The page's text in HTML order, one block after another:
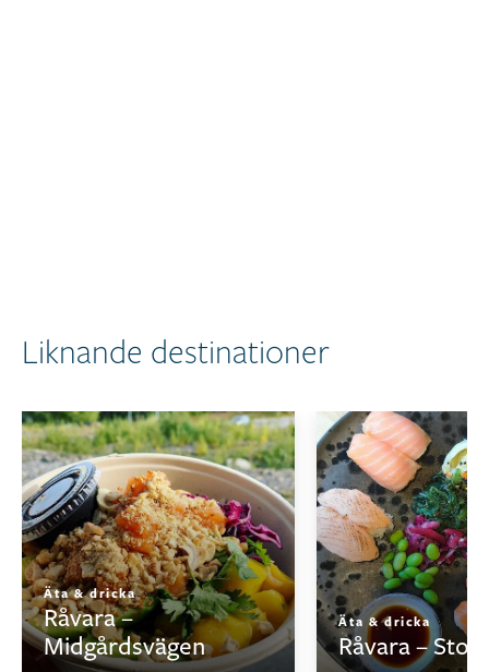
Liknande destinationer
Äta & dricka
Råvara –
Midgårdsvägen
Äta & dricka
Råvara –